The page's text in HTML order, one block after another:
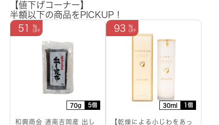
【値下げコーナー】
半額以下の商品をPICKUP！
70g 5個
51
和興商会 道南吉岡産 出し
30ml 1個
93
【乾燥による小じわをあっ